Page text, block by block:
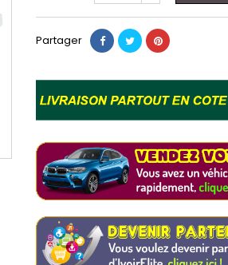
Partager